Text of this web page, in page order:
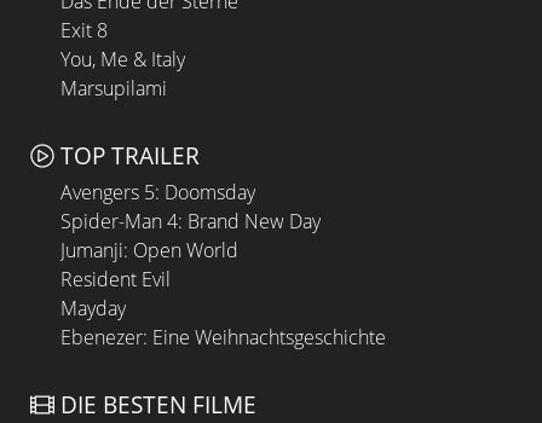
Exit 8
You, Me & Italy
Marsupilami
TOP TRAILER
Avengers 5: Doomsday
Spider-Man 4: Brand New Day
Jumanji: Open World
Resident Evil
Mayday
Ebenezer: Eine Weihnachtsgeschichte
DIE BESTEN FILME